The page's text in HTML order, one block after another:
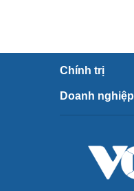
Chính trị
Doanh nghiệp